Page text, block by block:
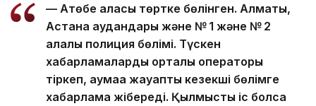
— Ақтөбе қаласы төртке бөлінген. Алматы,
Астана аудандары және № 1 және № 2
қалалық полиция бөлімі. Түскен
хабарламаларды орталық операторы
тіркеп, аумаққа жауапты кезекші бөлімге
хабарлама жібереді. Қылмыстық іс болса